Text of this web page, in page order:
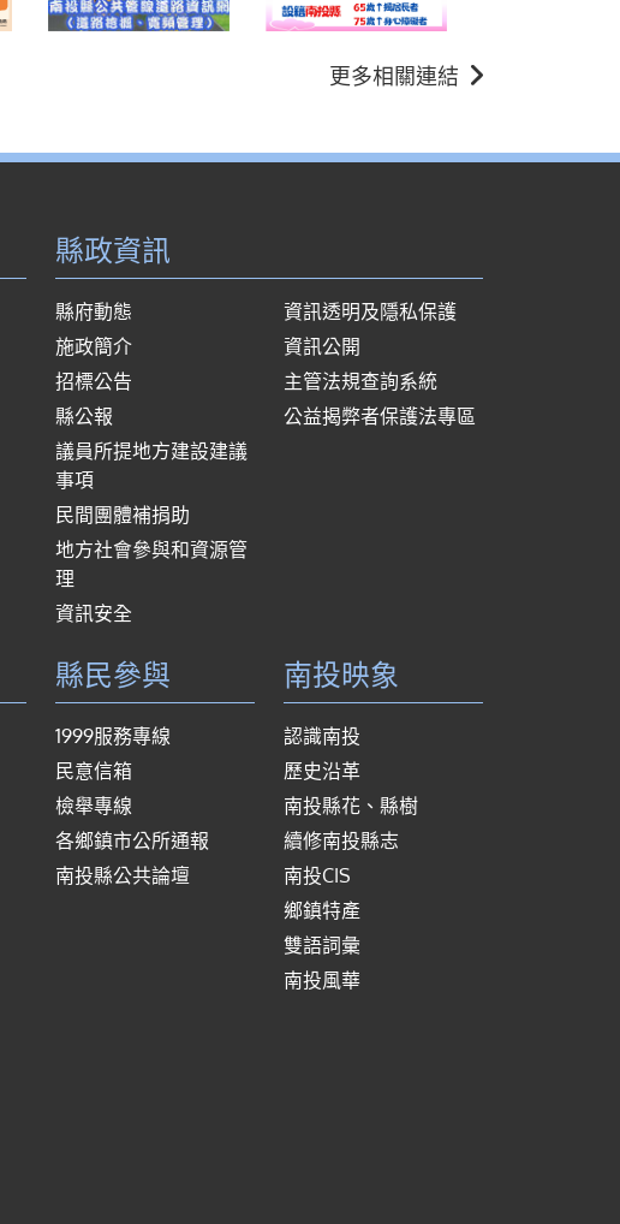
更多相關連結
縣政資訊
縣府動態
施政簡介
招標公告
縣公報
議員所提地方建設建議
事項
民間團體補捐助
地方社會參與和資源管
理
資訊安全
資訊透明及隱私保護
資訊公開
主管法規查詢系統
公益揭弊者保護法專區
縣民參與
1999服務專線
民意信箱
檢舉專線
各鄉鎮市公所通報
南投縣公共論壇
南投映象
認識南投
歷史沿革
南投縣花、縣樹
續修南投縣志
南投CIS
鄉鎮特產
雙語詞彙
南投風華